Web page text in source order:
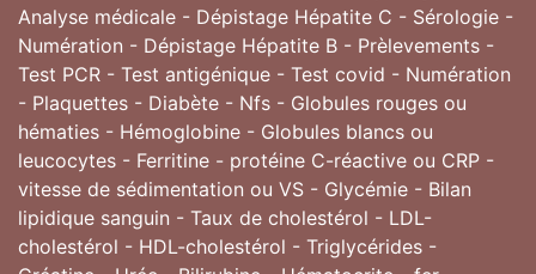
Analyse médicale - Dépistage Hépatite C - Sérologie -
Numération - Dépistage Hépatite B - Prèlevements -
Test PCR - Test antigénique - Test covid - Numération
- Plaquettes - Diabète - Nfs - Globules rouges ou
hématies - Hémoglobine - Globules blancs ou
leucocytes - Ferritine - protéine C-réactive ou CRP -
vitesse de sédimentation ou VS - Glycémie - Bilan
lipidique sanguin - Taux de cholestérol - LDL-
cholestérol - HDL-cholestérol - Triglycérides -